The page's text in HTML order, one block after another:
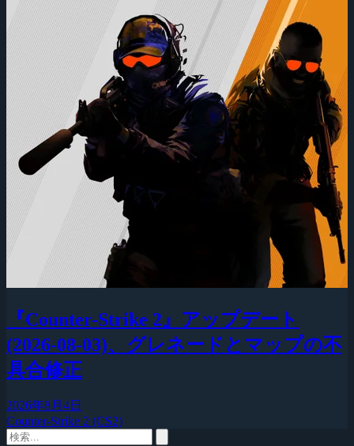
『Counter-Strike 2』アップデート
(2026-08-03)、グレネードとマップの不
具合修正
2026年8月4日
Counter-Strike 2 (CS2)